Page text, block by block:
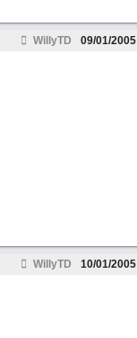
WillyTD 09/01/2005
WillyTD 10/01/2005